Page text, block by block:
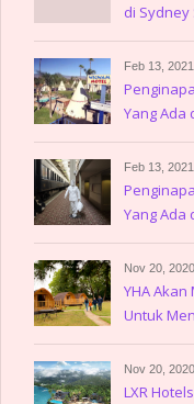
di Sydney
Feb 13, 2021
Yang Ada
Feb 13, 2021
Yang Ada
Nov 20, 2020
YHA
Untuk
Nov 20, 2020
LXR